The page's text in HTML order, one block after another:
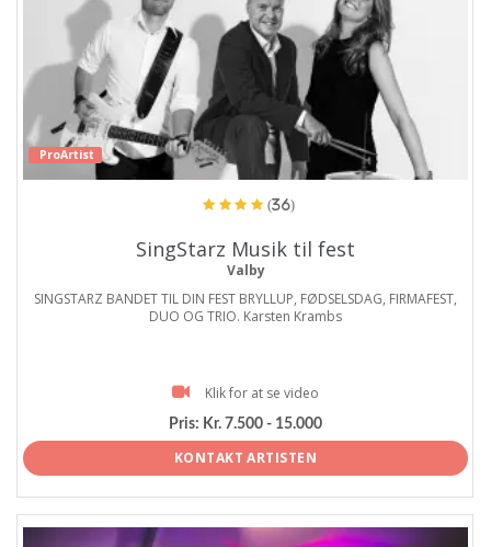
ProArtist
(36)
SingStarz Musik til fest
Valby
SINGSTARZ BANDET TIL DIN FEST BRYLLUP, FØDSELSDAG, FIRMAFEST,
DUO OG TRIO. Karsten Krambs
Klik for at se video
Pris: Kr. 7.500 - 15.000
KONTAKT ARTISTEN